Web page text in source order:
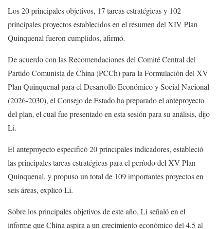
Los 20 principales objetivos, 17 tareas estratégicas y 102
principales proyectos establecidos en el resumen del XIV Plan
Quinquenal fueron cumplidos, afirmó.
De acuerdo con las Recomendaciones del Comité Central del
Partido Comunista de China (PCCh) para la Formulación del XV
Plan Quinquenal para el Desarrollo Económico y Social Nacional
(2026-2030), el Consejo de Estado ha preparado el anteproyecto
del plan, el cual fue presentado en esta sesión para su análisis, dijo
Li.
El anteproyecto especificó 20 principales indicadores, estableció
las principales tareas estratégicas para el período del XV Plan
Quinquenal, y propuso un total de 109 importantes proyectos en
seis áreas, explicó Li.
Sobre los principales objetivos de este año, Li señaló en el
informe que China aspira a un crecimiento económico del 4.5 al